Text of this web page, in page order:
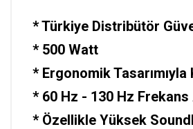
*Türkiye Distribütör
* 500 Watt
* Ergonomik Tasarımıyla
* 60 Hz - 130 Hz Frekans
* Özellikle Yüksek